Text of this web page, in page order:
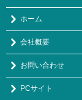
ホーム
会社概要
お問い合わせ
PCサイト